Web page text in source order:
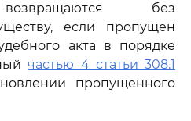
без
если пропущен
акта в порядке
частью 4 статьи 308.1
пропущенного